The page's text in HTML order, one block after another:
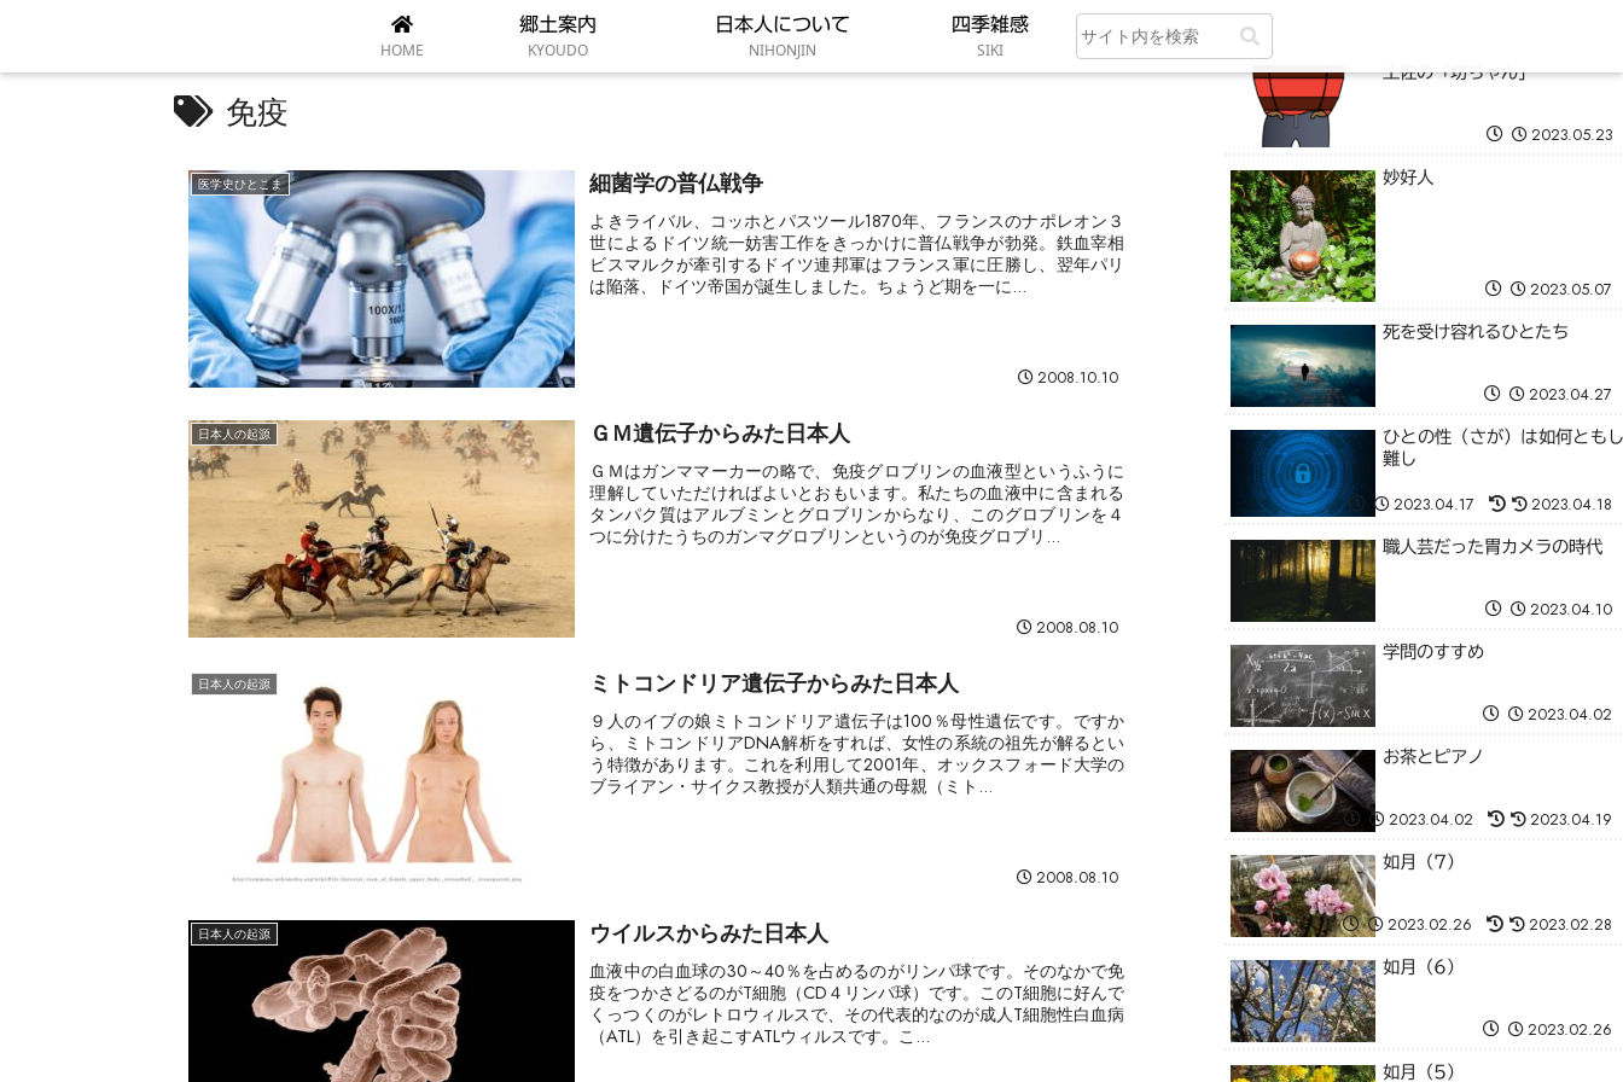
HOME
郷土案内
KYOUDO
日本人について
NIHONJIN
四季雑感
SIKI
免疫
医学史ひとこま 細菌学の普仏戦争
よきライバル、コッホとパスツール1870年、フランスのナポレオン３
世によるドイツ統一妨害工作をきっかけに普仏戦争が勃発。鉄血宰相
ビスマルクが牽引するドイツ連邦軍はフランス軍に圧勝し、翌年パリ
は陥落、ドイツ帝国が誕生しました。ちょうど期を一に...
2008.10.10
日本人の起源 ＧＭ遺伝子からみた日本人
ＧＭはガンママーカーの略で、免疫グロブリンの血液型というふうに
理解していただければよいとおもいます。私たちの血液中に含まれる
タンパク質はアルブミンとグロブリンからなり、このグロブリンを４
つに分けたうちのガンマグロブリンというのが免疫グロブリ...
2008.08.10
日本人の起源 ミトコンドリア遺伝子からみた日本人
９人のイブの娘ミトコンドリア遺伝子は100％母性遺伝です。ですか
ら、ミトコンドリアDNA解析をすれば、女性の系統の祖先が解るとい
う特徴があります。これを利用して2001年、オックスフォード大学の
ブライアン・サイクス教授が人類共通の母親（ミト...
2008.08.10
日本人の起源 ウイルスからみた日本人
血液中の白血球の30～40％を占めるのがリンパ球です。そのなかで免
疫をつかさどるのがT細胞（CD４リンパ球）です。このT細胞に好んで
くっつくのがレトロウィルスで、その代表的なのが成人T細胞性白血病
（ATL）を引き起こすATLウィルスです。こ...
土佐の「坊ちゃん」
2023.05.23
妙好人
2023.05.07
死を受け容れるひとたち
2023.04.27
ひとの性（さが）は如何ともし
難し
2023.04.17 2023.04.18
職人芸だった胃カメラの時代
2023.04.10
学問のすすめ
2023.04.02
お茶とピアノ
2023.04.02 2023.04.19
如月（7）
2023.02.26 2023.02.28
如月（6）
2023.02.26
如月（5）